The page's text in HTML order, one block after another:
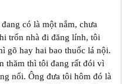
có là một nắm, chưa
trốn nhà đi đăng lính, tôi
gõ hay hai bao thuốc lá nội.
thăm thì tôi đang rất đói vì
nổi. Ông đưa tôi hôm đó là